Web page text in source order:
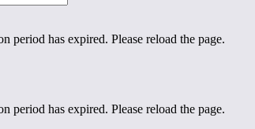
period has expired. Please reload the page.
period has expired. Please reload the page.